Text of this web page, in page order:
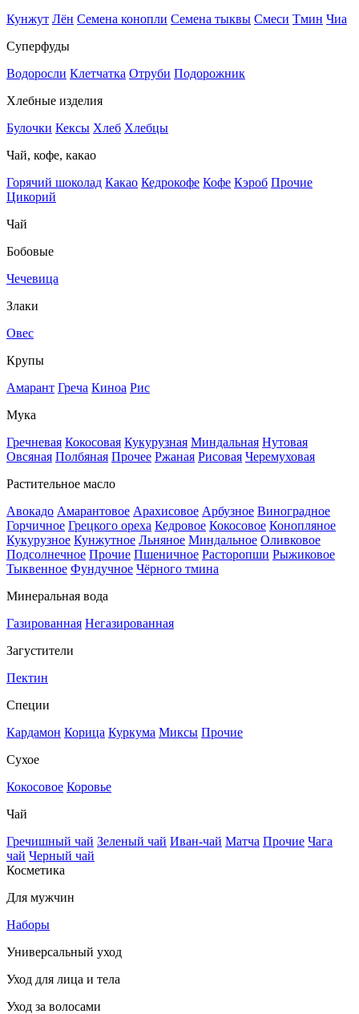
Кунжут Лён Семена конопли Семена тыквы Смеси Тмин Чиа
Суперфуды
Водоросли Клетчатка Отруби Подорожник
Хлебные изделия
Булочки Кексы Хлеб Хлебцы
Чай, кофе, какао
Горячий шоколад Какао Кедрокофе Кофе Кэроб Прочие
Цикорий
Чай
Бобовые
Чечевица
Злаки
Овес
Крупы
Амарант Греча Киноа Рис
Мука
Гречневая Кокосовая Кукурузная Миндальная Нутовая
Овсяная Полбяная Прочее Ржаная Рисовая Черемуховая
Растительное масло
Авокадо Амарантовое Арахисовое Арбузное Виноградное
Горчичное Грецкого ореха Кедровое Кокосовое Конопляное
Кукурузное Кунжутное Льняное Миндальное Оливковое
Подсолнечное Прочие Пшеничное Расторопши Рыжиковое
Тыквенное Фундучное Чёрного тмина
Минеральная вода
Газированная Негазированная
Загустители
Пектин
Специи
Кардамон Корица Куркума Миксы Прочие
Сухое
Кокосовое Коровье
Чай
Гречишный чай Зеленый чай Иван-чай Матча Прочие Чага
чай Черный чай
Косметика
Для мужчин
Наборы
Универсальный уход
Уход для лица и тела
Уход за волосами